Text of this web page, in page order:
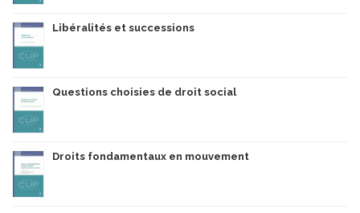
Libéralités et successions
Questions choisies de droit social
Droits fondamentaux en mouvement